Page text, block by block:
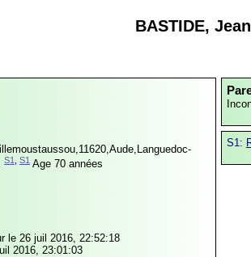
BASTIDE,
S1 S1 Age 70 années
le 26 juil 2016, 22:52:18
2016, 23:01:03
S1: